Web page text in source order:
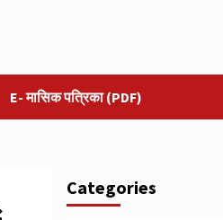
E- मासिक पत्रिका (PDF)
Categories